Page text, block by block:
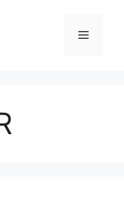
Menu